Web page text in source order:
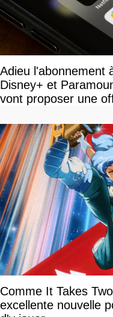
Adieu l'abonnement
Disney+ et
vont proposer une
Comme It Takes
excellente nouvelle